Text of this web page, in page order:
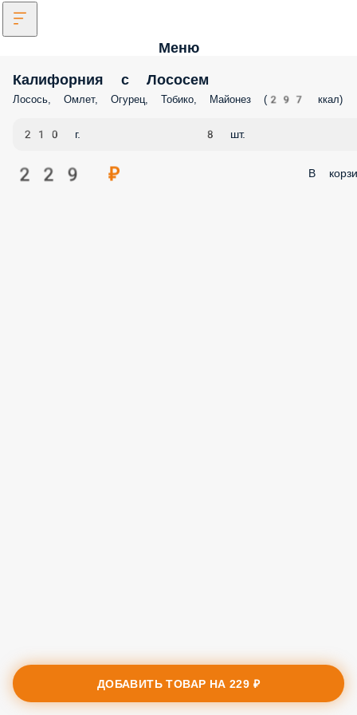
Меню
Калифорния с Лососем
Лосось, Омлет, Огурец, Тобико, Майонез (297 ккал)
210 г. 8 шт.
229 ₽ В
ДОБАВИТЬ ТОВАР НА229 ₽